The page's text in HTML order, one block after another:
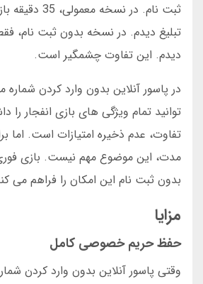
تبلیغ دیدم. در نسخه بدون ثبت نام،
دیدم. این تفاوت چشمگیر است.
در پاسور آنلاین بدون وارد کردن شماره
توانید تمام ویژگی های بازی انفجار را
تفاوت، عدم ذخیره امتیازات است. اما
مدت، این موضوع مهم نیست. بازی
بدون ثبت نام این امکان را فراهم می
مزایا
حفظ حریم خصوصی کامل
وقتی پاسور آنلاین بدون وارد کردن